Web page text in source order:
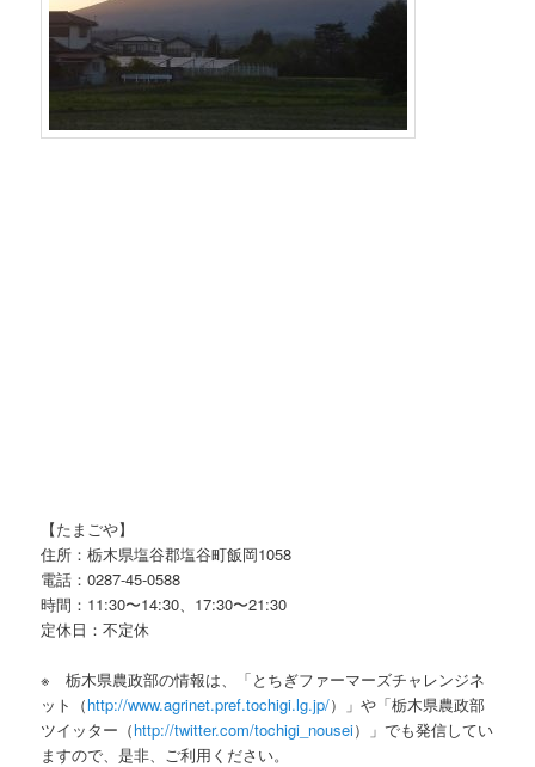
【たまごや】
住所：栃木県塩谷郡塩谷町飯岡1058
電話：0287-45-0588
時間：11:30〜14:30、17:30〜21:30
定休日：不定休
※ 栃木県農政部の情報は、「とちぎファーマーズチャレンジネ
ット（http://www.agrinet.pref.tochigi.lg.jp/）」や「栃木県農政部
ツイッター（http://twitter.com/tochigi_nousei）」でも発信してい
ますので、是非、ご利用ください。